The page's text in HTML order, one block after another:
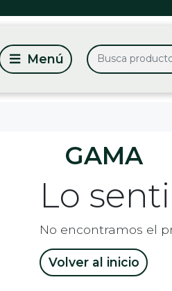
GAMA
Lo
No encontramos el
Volver al inicio